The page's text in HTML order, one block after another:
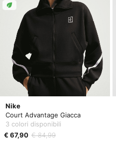
Nike
Court Advantage Giacca
3 colori disponibili
€ 67,90 € 84,99